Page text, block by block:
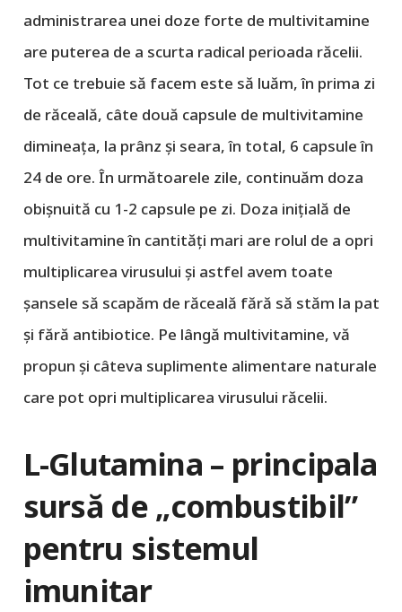
administrarea unei doze forte de multivitamine
are puterea de a scurta radical perioada răcelii.
Tot ce trebuie să facem este să luăm, în prima zi
de răceală, câte două capsule de multivitamine
dimineața, la prânz și seara, în total, 6 capsule în
24 de ore. În următoarele zile, continuăm doza
obișnuită cu 1-2 capsule pe zi. Doza inițială de
multivitamine în cantități mari are rolul de a opri
multiplicarea virusului și astfel avem toate
șansele să scapăm de răceală fără să stăm la pat
și fără antibiotice. Pe lângă multivitamine, vă
propun și câteva suplimente alimentare naturale
care pot opri multiplicarea virusului răcelii.
L-Glutamina – principala
sursă de „combustibil”
pentru sistemul
imunitar